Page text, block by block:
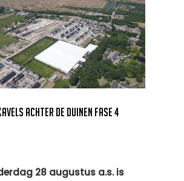
Achter de Duinen Fase 4
28 augustus a.s. is